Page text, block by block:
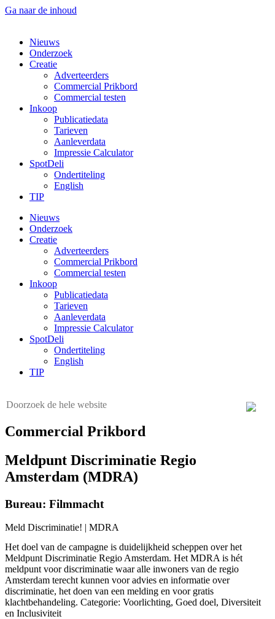
Ga naar de inhoud
Nieuws
Onderzoek
Creatie
Adverteerders
Commercial Prikbord
Commercial testen
Inkoop
Publicatiedata
Tarieven
Aanleverdata
Impressie Calculator
SpotDeli
Ondertiteling
English
TIP
Nieuws
Onderzoek
Creatie
Adverteerders
Commercial Prikbord
Commercial testen
Inkoop
Publicatiedata
Tarieven
Aanleverdata
Impressie Calculator
SpotDeli
Ondertiteling
English
TIP
Commercial Prikbord
Meldpunt Discriminatie Regio
Amsterdam (MDRA)
Bureau: Filmmacht
Meld Discriminatie! | MDRA
Het doel van de campagne is duidelijkheid scheppen over het
Meldpunt Discriminatie Regio Amsterdam. Het MDRA is hét
meldpunt voor discriminatie waar alle inwoners van de regio
Amsterdam terecht kunnen voor advies en informatie over
discriminatie, het doen van een melding en voor gratis
klachtbehandeling. Categorie: Voorlichting, Goed doel, Diversiteit
en Inclusiviteit